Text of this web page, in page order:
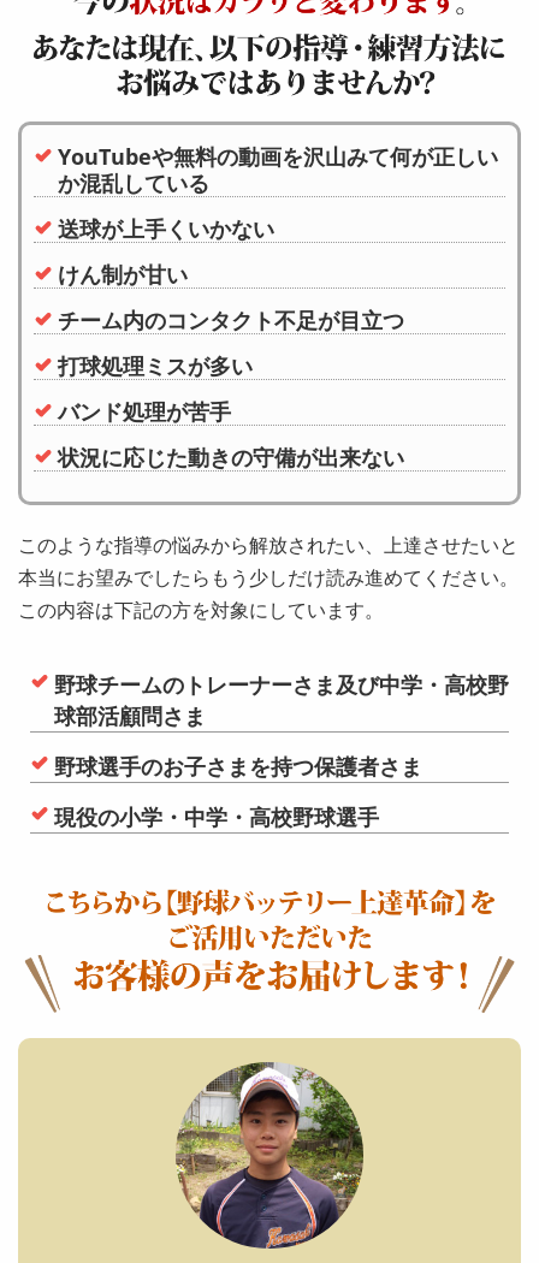
YouTubeや無料の動画を沢山みて何が正しい
か混乱している
送球が上手くいかない
けん制が甘い
チーム内のコンタクト不足が目立つ
打球処理ミスが多い
バンド処理が苦手
状況に応じた動きの守備が出来ない
このような指導の悩みから解放されたい、上達させたいと
本当にお望みでしたらもう少しだけ読み進めてください。
この内容は下記の方を対象にしています。
野球チームのトレーナーさま及び中学・高校野
球部活顧問さま
野球選手のお子さまを持つ保護者さま
現役の小学・中学・高校野球選手